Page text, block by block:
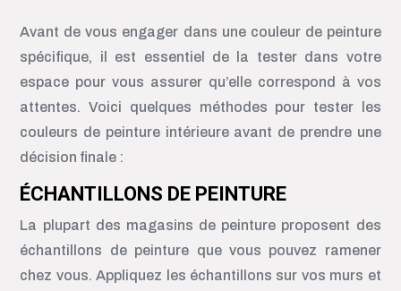
Avant de vous engager dans une couleur de peinture
spécifique, il est essentiel de la tester dans votre
espace pour vous assurer qu’elle correspond à vos
attentes. Voici quelques méthodes pour tester les
couleurs de peinture intérieure avant de prendre une
décision finale :
ÉCHANTILLONS DE PEINTURE
La plupart des magasins de peinture proposent des
échantillons de peinture que vous pouvez ramener
chez vous. Appliquez les échantillons sur vos murs et